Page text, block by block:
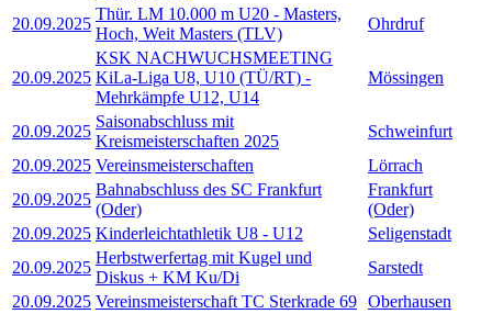
20.09.2025
Thür. LM 10.000 m U20 - Masters,
Hoch, Weit Masters (TLV)
Ohrdruf
20.09.2025
KSK NACHWUCHSMEETING
KiLa-Liga U8, U10 (TÜ/RT) -
Mehrkämpfe U12, U14
Mössingen
20.09.2025
Saisonabschluss mit
Kreismeisterschaften 2025
Schweinfurt
20.09.2025 Vereinsmeisterschaften
Lörrach
20.09.2025
Bahnabschluss des SC Frankfurt
(Oder)
Frankfurt
(Oder)
20.09.2025 Kinderleichtathletik U8 - U12
Seligenstadt
20.09.2025
Herbstwerfertag mit Kugel und
Diskus + KM Ku/Di
Sarstedt
20.09.2025 Vereinsmeisterschaft TC Sterkrade 69 Oberhausen